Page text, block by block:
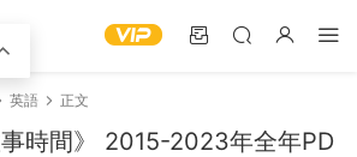
英語 正文
時間》 2015-2023年全年PD